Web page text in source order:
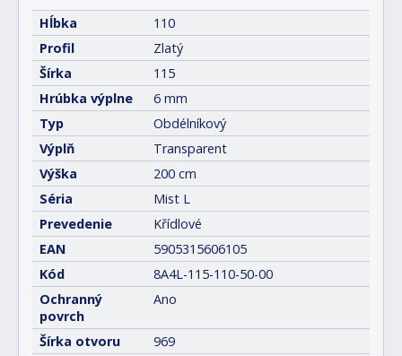
Hĺbka
110
Profil
Zlatý
Šírka
115
Hrúbka výplne
6 mm
Typ
Obdélníkový
Výplň
Transparent
Výška
200 cm
Séria
Mist L
Prevedenie
Křídlové
EAN
5905315606105
Kód
8A4L-115-110-50-00
Ochranný
povrch
Ano
Šírka otvoru
969